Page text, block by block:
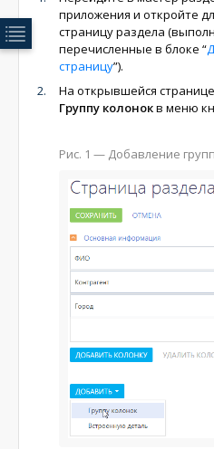
приложения и откройте
страницу раздела
перечисленные в блоке “
страницу”).
На открывшейся
Группу колонокв меню
Рис. 1 — Добавление